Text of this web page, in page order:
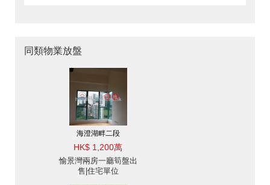
同類物業放盤
海澄湖畔二段
HK$ 1,200萬
愉景灣兩房一廳筍盤出
售|住宅單位